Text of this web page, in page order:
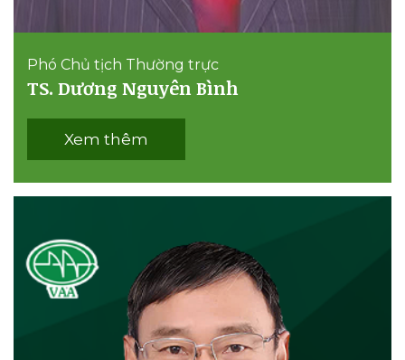
Phó Chủ tịch Thường trực
TS. Dương Nguyên Bình
Xem thêm